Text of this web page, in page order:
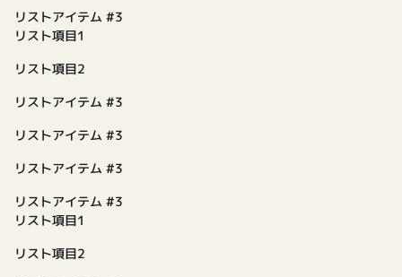
リストアイテム #3
リスト項目1
リスト項目2
リストアイテム #3
リストアイテム #3
リストアイテム #3
リストアイテム #3
リスト項目1
リスト項目2